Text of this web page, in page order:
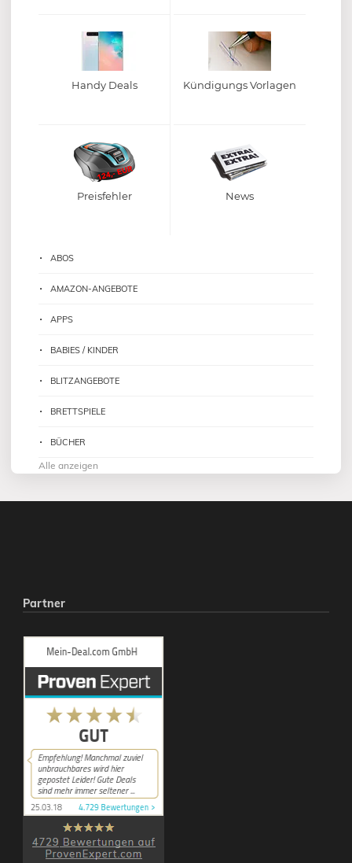
Handy Deals Kündigungs Vorlagen
Preisfehler News
ABOS
AMAZON-ANGEBOTE
APPS
BABIES / KINDER
BLITZANGEBOTE
BRETTSPIELE
BÜCHER
Alle anzeigen
Partner